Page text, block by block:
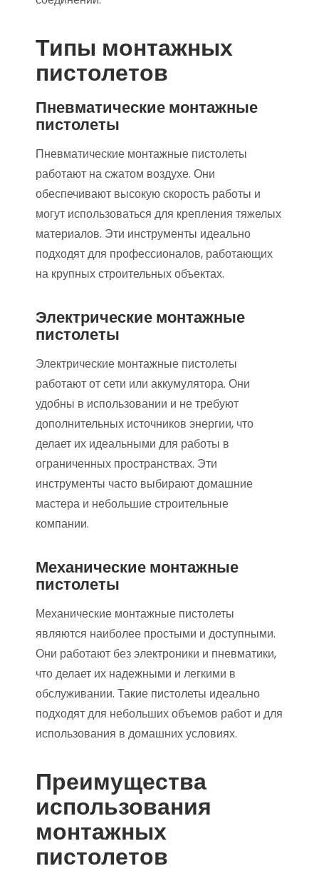
Типы монтажных
пистолетов
Пневматические монтажные
пистолеты
Пневматические монтажные пистолеты
работают на сжатом воздухе. Они
обеспечивают высокую скорость работы и
могут использоваться для крепления тяжелых
материалов. Эти инструменты идеально
подходят для профессионалов, работающих
на крупных строительных объектах.
Электрические монтажные
пистолеты
Электрические монтажные пистолеты
работают от сети или аккумулятора. Они
удобны в использовании и не требуют
дополнительных источников энергии, что
делает их идеальными для работы в
ограниченных пространствах. Эти
инструменты часто выбирают домашние
мастера и небольшие строительные
компании.
Механические монтажные
пистолеты
Механические монтажные пистолеты
являются наиболее простыми и доступными.
Они работают без электроники и пневматики,
что делает их надежными и легкими в
обслуживании. Такие пистолеты идеально
подходят для небольших объемов работ и для
использования в домашних условиях.
Преимущества
использования
монтажных
пистолетов